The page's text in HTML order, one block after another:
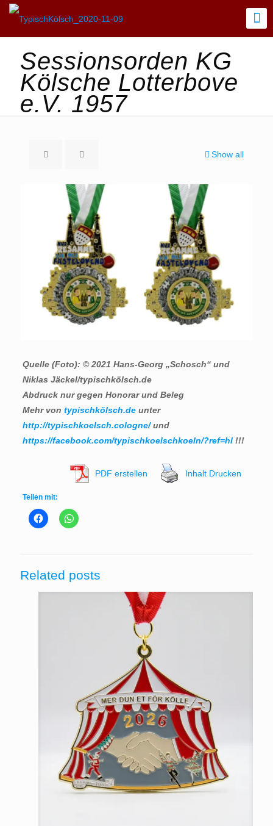
Sessionsorden KG
Kölsche Lotterbove
e.V. 1957
Show all
Quelle (Foto): © 2021 Hans-Georg „Schosch“ und
Niklas Jäckel/typischkölsch.de
Abdruck nur gegen Honorar und Beleg
Mehr von typischkölsch.deunter
http://typischkoelsch.cologne/und
https://facebook.com/typischkoelschkoeln/?ref=hl!!!
PDF erstellen Inhalt Drucken
Teilen mit:
Related posts